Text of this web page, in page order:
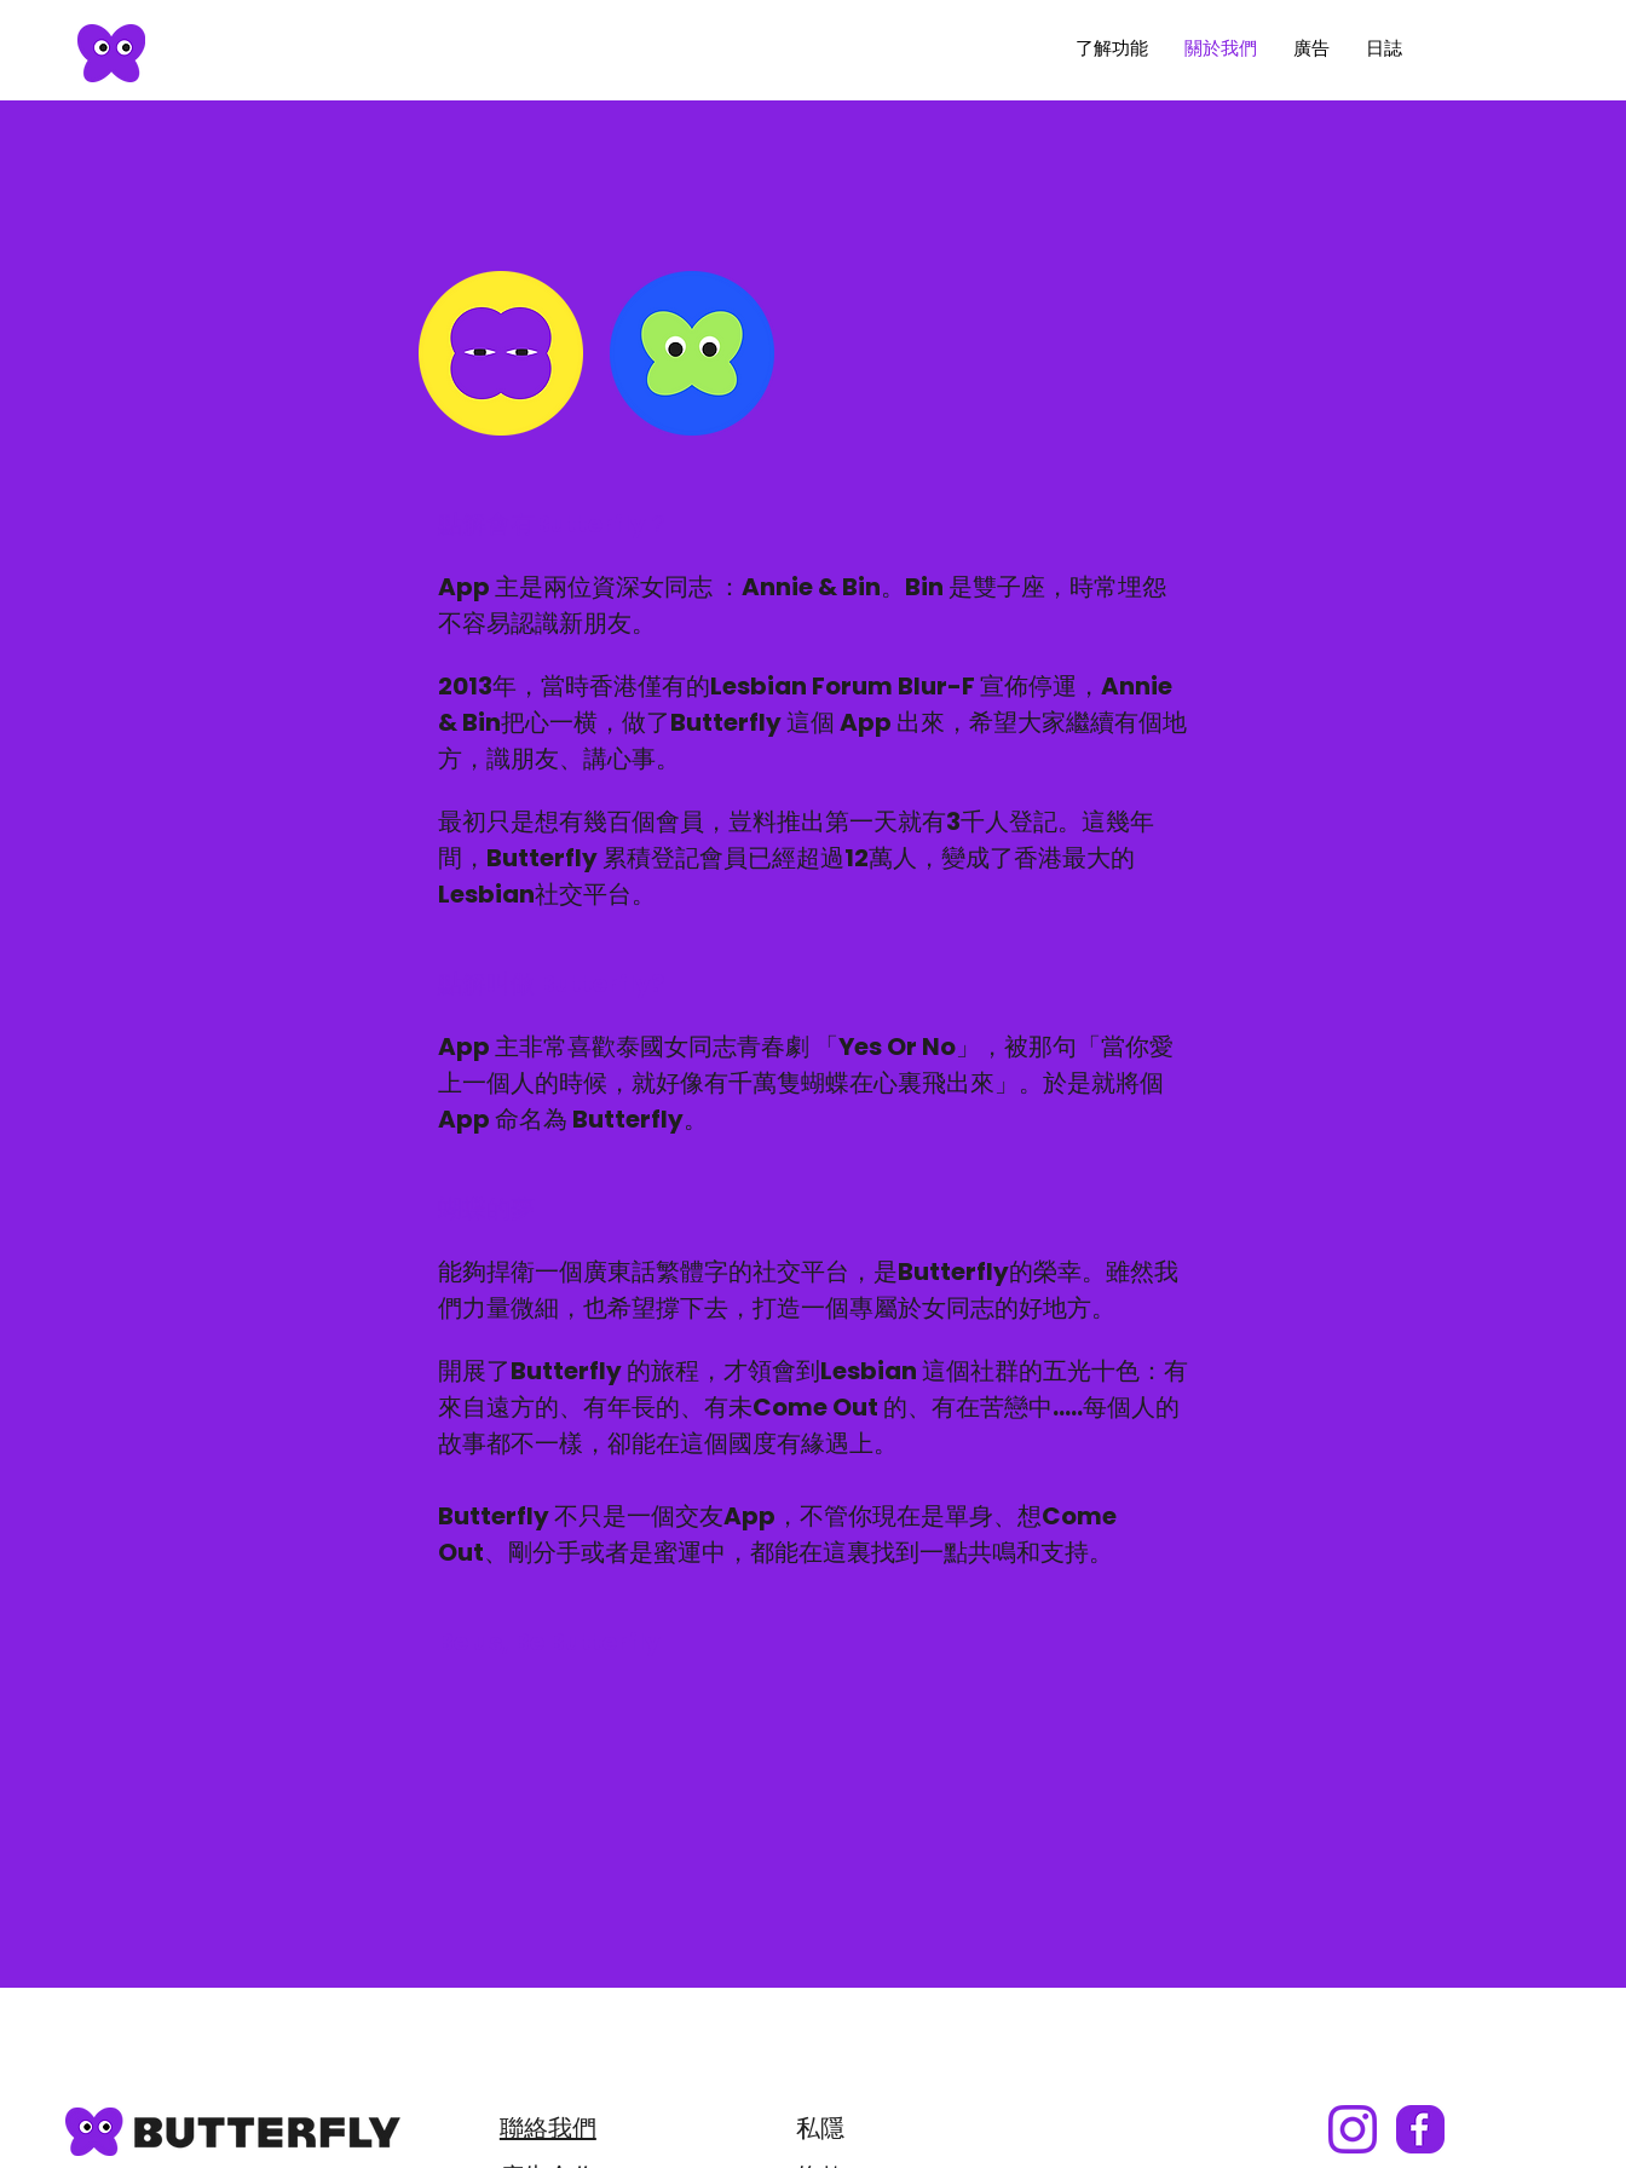
了解功能 關於我們 廣告 日誌
App 主是兩位資深女同志 ：Annie & Bin。Bin 是雙子座，時常埋怨
不容易認識新朋友。
2013年，當時香港僅有的Lesbian Forum Blur-F 宣佈停運，Annie
& Bin把心一横，做了Butterfly 這個 App 出來，希望大家繼續有個地
方，識朋友、講心事。
最初只是想有幾百個會員，豈料推出第一天就有3千人登記。這幾年
間，Butterfly 累積登記會員已經超過12萬人，變成了香港最大的
Lesbian社交平台。
App 主非常喜歡泰國女同志青春劇 「Yes Or No」，被那句「當你愛
上一個人的時候，就好像有千萬隻蝴蝶在心裏飛出來」。於是就將個
App 命名為 Butterfly。
能夠捍衛一個廣東話繁體字的社交平台，是Butterfly的榮幸。雖然我
們力量微細，也希望撐下去，打造一個專屬於女同志的好地方。
開展了Butterfly 的旅程，才領會到Lesbian 這個社群的五光十色：有
來自遠方的、有年長的、有未Come Out 的、有在苦戀中.....每個人的
故事都不一樣，卻能在這個國度有緣遇上。
Butterfly 不只是一個交友App，不管你現在是單身、想Come
Out、剛分手或者是蜜運中，都能在這裏找到一點共鳴和支持。
聯絡我們
私隱